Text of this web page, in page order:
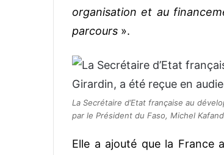
organisation et au
parcours ».
La Secrétaire d’Etat française au
par le Président du Faso, Michel
Elle a ajouté que la France